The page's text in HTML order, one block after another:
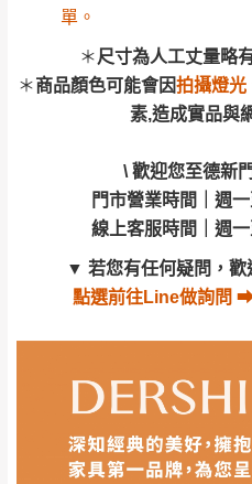
單。
＊尺寸為人工丈量略
＊商品顏色可能會因拍攝燈光
素,造成實品與
\ 歡迎您至德新
門市營業時間｜週
線上客服時間｜週
▼ 若您有任何疑問，
點選前往Line做詢問
門市營業時間｜週
線上客服時間｜週
若您有任何疑問，
其它注意事項
本司貨車運送如因路況
山區內等，或收貨地點
法順利配送，本公司除
保護物流人員的工作安
需以吊車或其他的吊掛
支付。
商品，無法指定特定時
再與您通知，讓您不用
事，而危及運送人員輸
或停止運送服務。
百貨公司配送暫無法配
至百貨公司卸貨區為限
須保持商品全新狀
若發生非本司因素
辦理退換貨。
收送貨，敬請見諒
本公司部份商品無
期，商品使用年限
環境不同。若屬人
件短缺，則維修、
到貨7日內為鑑賞
若非商品品質瑕疵
形，我們需酌收退
如欲放置營業場所